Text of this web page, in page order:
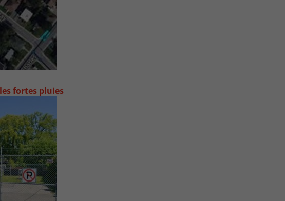
contre les fortes pluies